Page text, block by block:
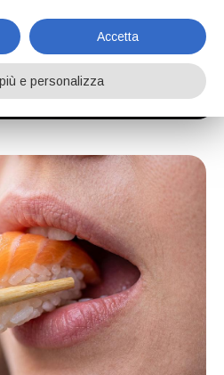
in modo veloce, semplice e
vuoi tu.
Accetta
e personalizza